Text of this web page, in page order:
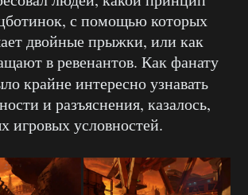
с помощью которых
двойные прыжки, или как
в ревенантов. Как фанату
крайне интересно узнавать
и разъяснения, казалось,
игровых условностей.